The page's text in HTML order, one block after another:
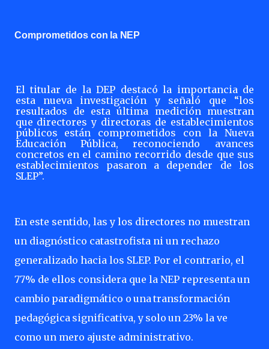
Comprometidos con la NEP
El titular de la DEP destacó la importancia de
esta nueva investigación y señaló que “los
resultados de esta última medición muestran
que directores y directoras de establecimientos
públicos están comprometidos con la Nueva
Educación Pública, reconociendo avances
concretos en el camino recorrido desde que sus
establecimientos
pasaron a depender de
los
SLEP”.
En este sentido, las y los directores no muestran
un diagnóstico catastrofista ni un rechazo
generalizado hacia los SLEP. Por el contrario, el
77% de ellos considera que la NEP representa un
cambio paradigmático o una transformación
pedagógica significativa, y solo un 23% la ve
como un mero ajuste administrativo.